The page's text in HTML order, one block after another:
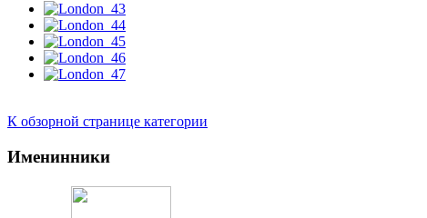
К обзорной странице категории
Именинники